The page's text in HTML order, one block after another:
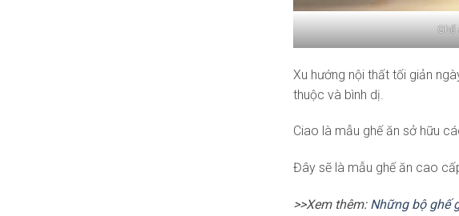
Ghế
Xu hướng nội thất tối giản
thuộc và bình dị.
Ciao là mẫu ghế ăn sở hữu
Đây sẽ là mẫu ghế ăn cao
>>Xem thêm: Những bộ ghế